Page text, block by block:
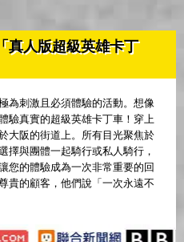
真人版超級英雄卡丁
為刺激且必須體驗的活動。想像
驗真實的超級英雄卡丁車！穿上
大阪的街道上。所有目光聚焦於
擇與團體一起騎行或私人騎行，
您的體驗成為一次非常重要的回
貴的顧客，他們說「一次永遠不